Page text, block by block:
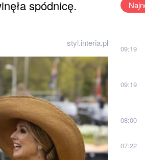
spódnicę.
styl.interia.pl
09:19
09:19
08:00
07:22